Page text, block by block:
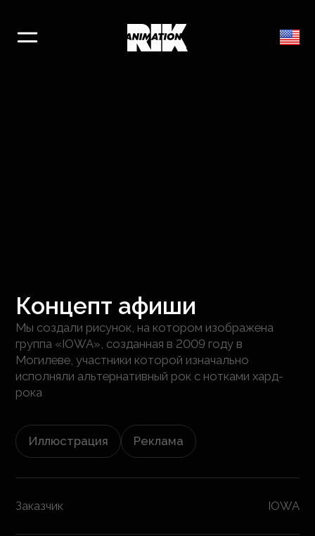
Концепт афиши
Мы создали рисунок, на котором изображена
группа «IOWA», созданная в 2009 году в
Могилеве, участники которой изначально
исполняли альтернативный рок с нотками хард-
рока
Иллюстрация Реклама
Заказчик IOWA